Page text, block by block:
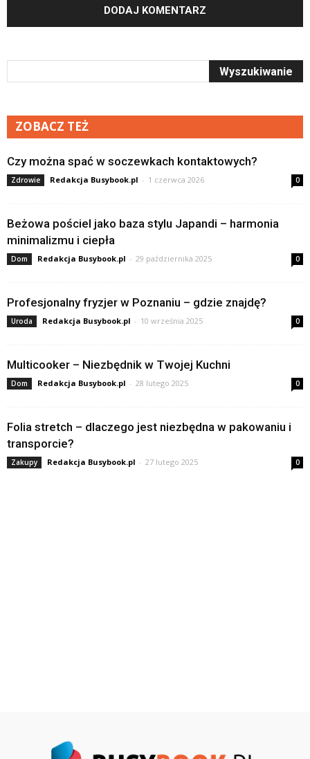
ZOBACZ TEŻ
Czy można spać w soczewkach kontaktowych?
Zdrowie Redakcja Busybook.pl - 1 czerwca 2026 0
Beżowa pościel jako baza stylu Japandi – harmonia
minimalizmu i ciepła
Dom Redakcja Busybook.pl - 29 października 2025 0
Profesjonalny fryzjer w Poznaniu – gdzie znajdę?
Uroda Redakcja Busybook.pl - 10 września 2025 0
Multicooker – Niezbędnik w Twojej Kuchni
Dom Redakcja Busybook.pl - 28 lutego 2025 0
Folia stretch – dlaczego jest niezbędna w pakowaniu i
transporcie?
Zakupy Redakcja Busybook.pl - 27 lutego 2025 0